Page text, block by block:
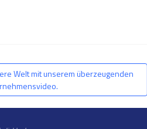
Welt mit unserem überzeugenden